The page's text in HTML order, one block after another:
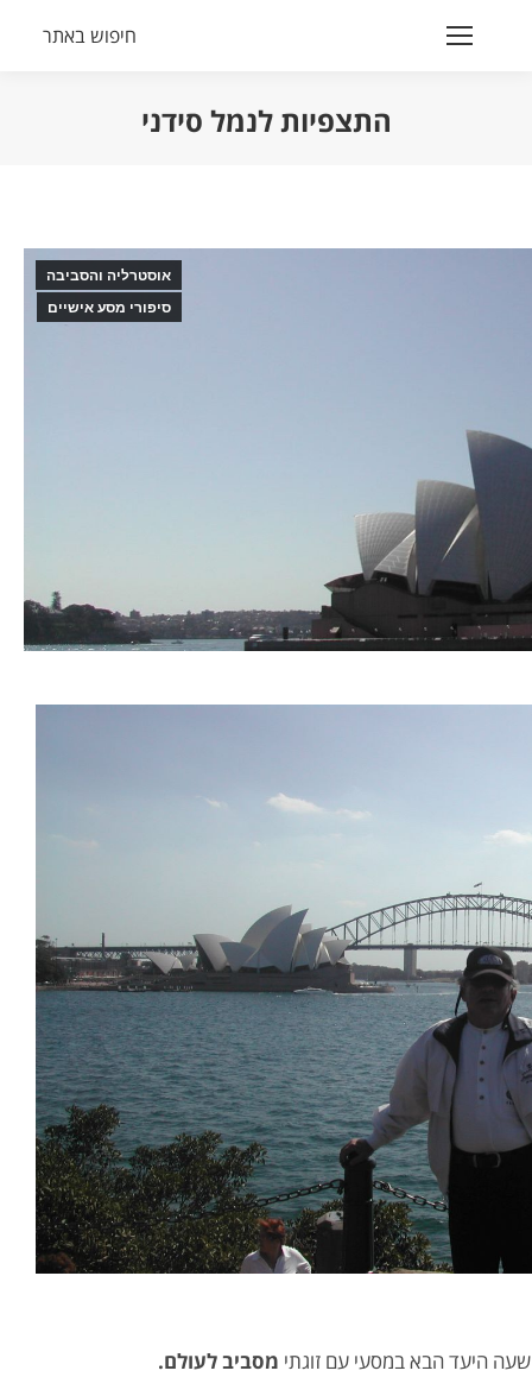
Search:
חיפוש באתר
התצפיות לנמל סידני
אוסטרליה והסביבה
סיפורי מסע אישיים
היעד הבא במסעי עם זוגתי מסביב לעולם.